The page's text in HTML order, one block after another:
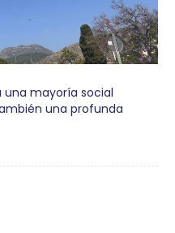
una mayoría social
una profunda